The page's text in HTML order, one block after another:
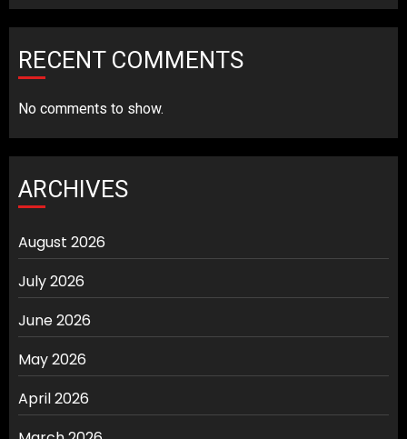
RECENT COMMENTS
No comments to show.
ARCHIVES
August 2026
July 2026
June 2026
May 2026
April 2026